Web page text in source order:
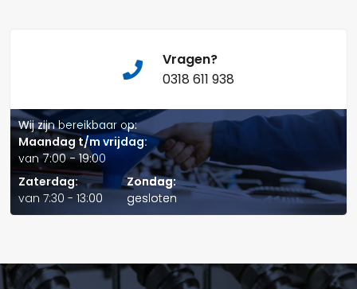
Vragen?
0318 611 938
Wij zijn bereikbaar op:
Maandag t/m vrijdag:
van 7:00 - 19:00
Zaterdag:
van 7:30 - 13:00
Zondag:
gesloten
Verstuur offerte